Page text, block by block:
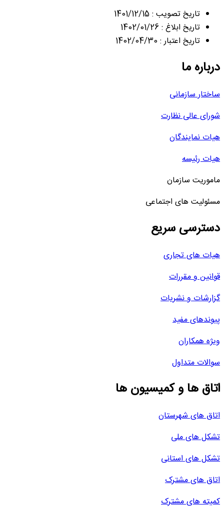
تاریخ تصویب : 1401/12/15
تاریخ ابلاغ : 1402/01/26
تاریخ اعتبار : 1402/04/30
درباره ما
ساختار سازمانی
شورای عالی نظارت
هیات نمایندگان
هیات رئیسه
ماموریت سازمان
مسئولیت های اجتماعی
دسترسی سریع
هیات های تجاری
قوانین و مقررات
گزارشات و نشریات
پیوندهای مفید
ویژه همکاران
سوالات متداول
اتاق ها و کمیسیون ها
اتاق های شهرستان
تشکل های ملی
تشکل های استانی
اتاق های مشترک
کمیته های مشترک